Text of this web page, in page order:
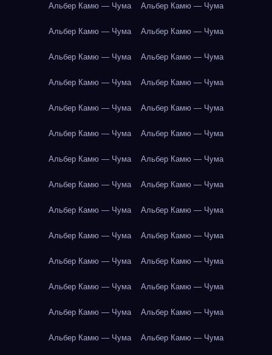
Альбер Камю — Чума Альбер Камю — Чума
Альбер Камю — Чума Альбер Камю — Чума
Альбер Камю — Чума Альбер Камю — Чума
Альбер Камю — Чума Альбер Камю — Чума
Альбер Камю — Чума Альбер Камю — Чума
Альбер Камю — Чума Альбер Камю — Чума
Альбер Камю — Чума Альбер Камю — Чума
Альбер Камю — Чума Альбер Камю — Чума
Альбер Камю — Чума Альбер Камю — Чума
Альбер Камю — Чума Альбер Камю — Чума
Альбер Камю — Чума Альбер Камю — Чума
Альбер Камю — Чума Альбер Камю — Чума
Альбер Камю — Чума Альбер Камю — Чума
Альбер Камю — Чума Альбер Камю — Чума